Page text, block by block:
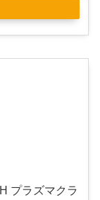
プラズマクラ